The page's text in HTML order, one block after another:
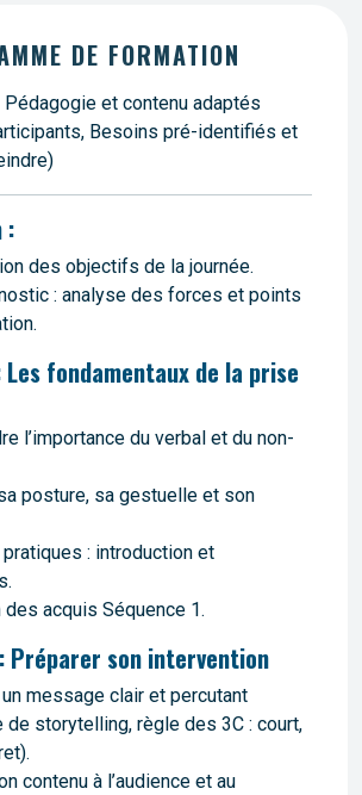
DE FORMATION
et contenu adaptés
Besoins pré-identifiés et
:
des objectifs de la journée.
: analyse des forces et points
Les fondamentaux de la prise
l’importance du verbal et du non-
posture, sa gestuelle et son
: introduction et
des acquis Séquence 1.
Préparer son intervention
message clair et percutant
de storytelling, règle des 3C : court,
contenu à l’audience et au